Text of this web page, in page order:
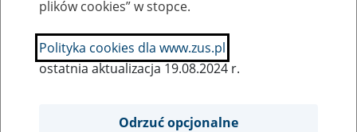
SZUKAJ
plików cookies” w stopce.
Polityka cookies dla www.zus.pl
ostatnia aktualizacja 19.08.2024 r.
Odrzuć opcjonalne